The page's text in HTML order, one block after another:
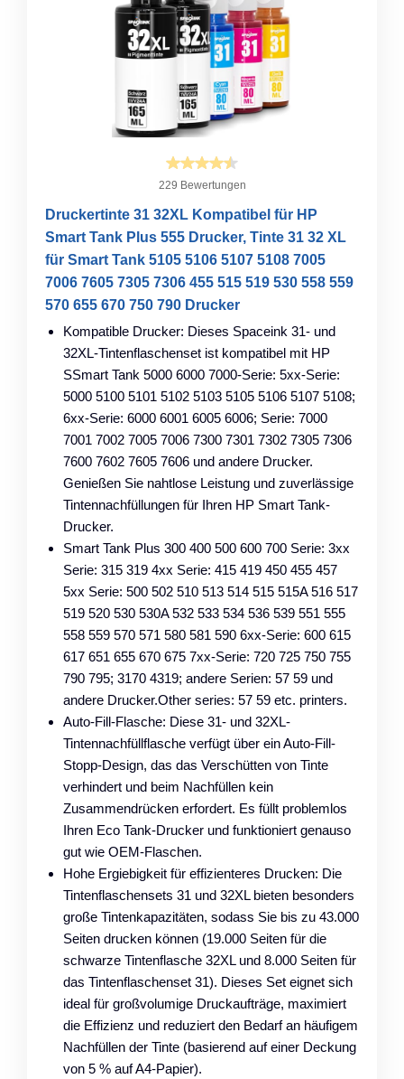
229 Bewertungen
Druckertinte 31 32XL Kompatibel für HP
Smart Tank Plus 555 Drucker, Tinte 31 32 XL
für Smart Tank 5105 5106 5107 5108 7005
7006 7605 7305 7306 455 515 519 530 558 559
570 655 670 750 790 Drucker
Kompatible Drucker: Dieses Spaceink 31- und
32XL-Tintenflaschenset ist kompatibel mit HP
SSmart Tank 5000 6000 7000-Serie: 5xx-Serie:
5000 5100 5101 5102 5103 5105 5106 5107 5108;
6xx-Serie: 6000 6001 6005 6006; Serie: 7000
7001 7002 7005 7006 7300 7301 7302 7305 7306
7600 7602 7605 7606 und andere Drucker.
Genießen Sie nahtlose Leistung und zuverlässige
Tintennachfüllungen für Ihren HP Smart Tank-
Drucker.
Smart Tank Plus 300 400 500 600 700 Serie: 3xx
Serie: 315 319 4xx Serie: 415 419 450 455 457
5xx Serie: 500 502 510 513 514 515 515A 516 517
519 520 530 530A 532 533 534 536 539 551 555
558 559 570 571 580 581 590 6xx-Serie: 600 615
617 651 655 670 675 7xx-Serie: 720 725 750 755
790 795; 3170 4319; andere Serien: 57 59 und
andere Drucker.Other series: 57 59 etc. printers.
Auto-Fill-Flasche: Diese 31- und 32XL-
Tintennachfüllflasche verfügt über ein Auto-Fill-
Stopp-Design, das das Verschütten von Tinte
verhindert und beim Nachfüllen kein
Zusammendrücken erfordert. Es füllt problemlos
Ihren Eco Tank-Drucker und funktioniert genauso
gut wie OEM-Flaschen.
Hohe Ergiebigkeit für effizienteres Drucken: Die
Tintenflaschensets 31 und 32XL bieten besonders
große Tintenkapazitäten, sodass Sie bis zu 43.000
Seiten drucken können (19.000 Seiten für die
schwarze Tintenflasche 32XL und 8.000 Seiten für
das Tintenflaschenset 31). Dieses Set eignet sich
ideal für großvolumige Druckaufträge, maximiert
die Effizienz und reduziert den Bedarf an häufigem
Nachfüllen der Tinte (basierend auf einer Deckung
von 5 % auf A4-Papier).